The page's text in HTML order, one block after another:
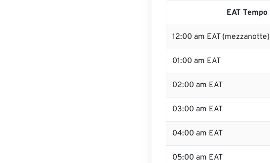
EAT Tempo
12:00 am EAT (mezzanotte)
01:00 am EAT
02:00 am EAT
03:00 am EAT
04:00 am EAT
05:00 am EAT